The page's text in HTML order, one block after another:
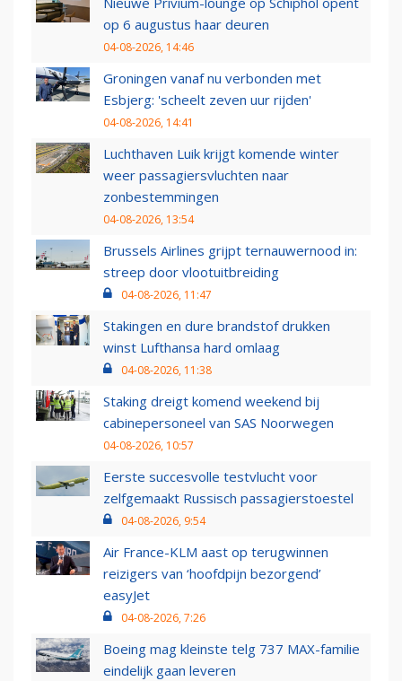
op 6 augustus haar deuren
04-08-2026, 14:46
Groningen vanaf nu verbonden met
Esbjerg: 'scheelt zeven uur rijden'
04-08-2026, 14:41
Luchthaven Luik krijgt komende winter
weer passagiersvluchten naar
zonbestemmingen
04-08-2026, 13:54
Brussels Airlines grijpt ternauwernood in:
streep door vlootuitbreiding
04-08-2026, 11:47
Stakingen en dure brandstof drukken
winst Lufthansa hard omlaag
04-08-2026, 11:38
Staking dreigt komend weekend bij
cabinepersoneel van SAS Noorwegen
04-08-2026, 10:57
Eerste succesvolle testvlucht voor
zelfgemaakt Russisch passagierstoestel
04-08-2026, 9:54
Air France-KLM aast op terugwinnen
reizigers van ‘hoofdpijn bezorgend’
easyJet
04-08-2026, 7:26
Boeing mag kleinste telg 737 MAX-familie
eindelijk gaan leveren